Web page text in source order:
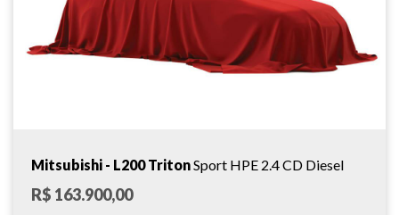
Mitsubishi - L200 TritonSport HPE 2.4 CD Diesel
Aut. - 2019
R$ 163.900,00